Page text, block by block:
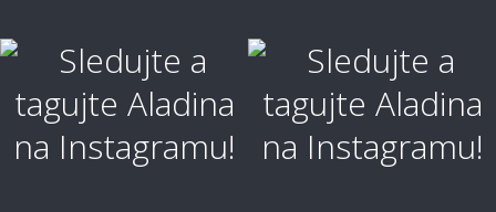
potrebujem?
Je potrebné nechať koberec pred pokládkou